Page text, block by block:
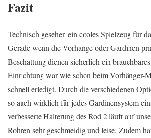
Fazit
Technisch gesehen ein cooles Spielzeug für
Gerade wenn die Vorhänge oder Gardinen
Beschattung dienen sicherlich ein
Einrichtung war wie schon beim Vorhänger-
schnell erledigt. Durch die verschiedenen
so auch wirklich für jedes Gardinensystem
verbesserte Halterung des Rod 2 läuft auf
Rohren sehr geschmeidig und leise. Zudem